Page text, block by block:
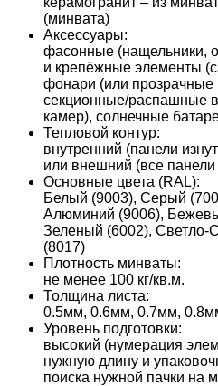
(минвата)
Аксессуары:
фасонные (нащельники,
и крепёжные элементы
фонари (или прозрачные
секционные/распашные
камер), солнечные
Тепловой контур:
внутренний (панели
или внешний (все
Основные цвета (RAL):
Белый (9003), Серый
Алюминий (9006),
Зеленый (6002), Светло-
(8017)
Плотность минваты:
не менее 100 кг/кв.м.
Толщина листа:
0.5мм, 0.6мм, 0.7мм,
Уровень подготовки:
высокий (нумерация
нужную длину и
поиска нужной пачки на